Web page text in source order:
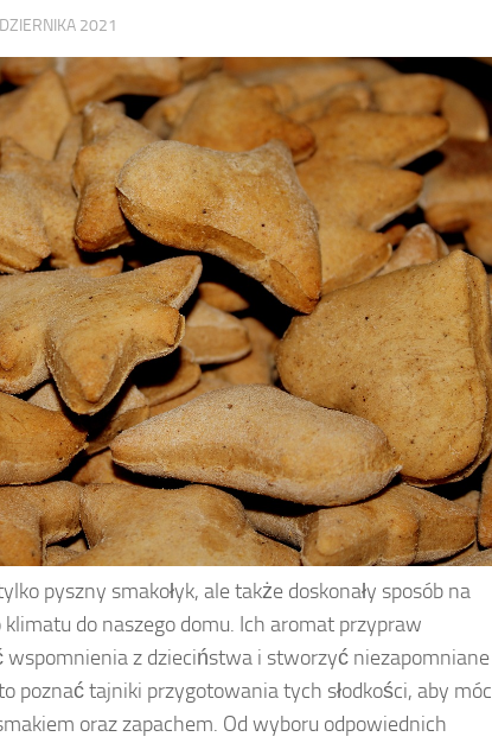
2021
pyszny smakołyk, ale także doskonały sposób na
do naszego domu. Ich aromat przypraw
wspomnienia z dzieciństwa i stworzyć niezapomniane
poznać tajniki przygotowania tych słodkości, aby móc
oraz zapachem. Od wyboru odpowiednich